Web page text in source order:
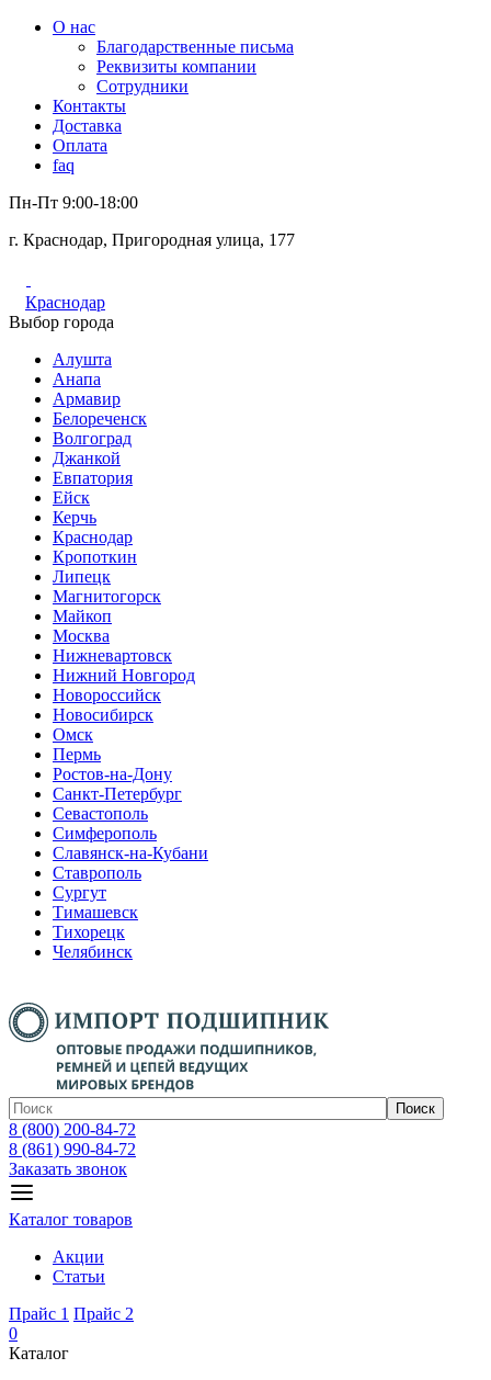
О нас
Благодарственные письма
Реквизиты компании
Сотрудники
Контакты
Доставка
Оплата
faq
Пн-Пт 9:00-18:00
г. Краснодар, Пригородная улица, 177
Краснодар
Выбор города
Алушта
Анапа
Армавир
Белореченск
Волгоград
Джанкой
Евпатория
Ейск
Керчь
Краснодар
Кропоткин
Липецк
Магнитогорск
Майкоп
Москва
Нижневартовск
Нижний Новгород
Новороссийск
Новосибирск
Омск
Пермь
Ростов-на-Дону
Санкт-Петербург
Севастополь
Симферополь
Славянск-на-Кубани
Ставрополь
Сургут
Тимашевск
Тихорецк
Челябинск
Поиск
8 (800) 200-84-72
8 (861) 990-84-72
Заказать звонок
Каталог товаров
Акции
Статьи
Прайс 1 Прайс 2
0
Каталог